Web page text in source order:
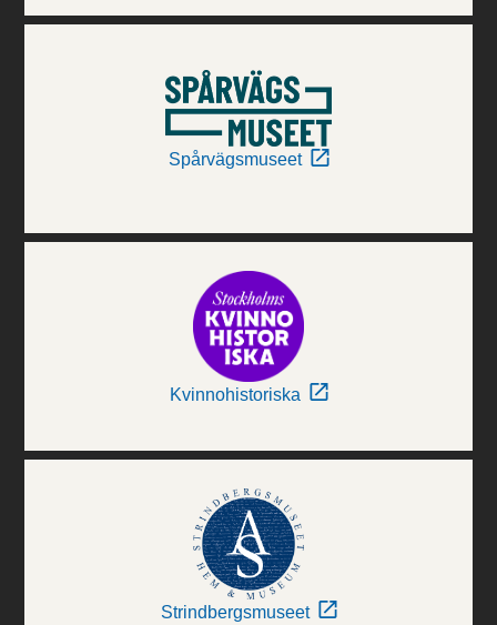
Spårvägsmuseet
Kvinnohistoriska
Strindbergsmuseet